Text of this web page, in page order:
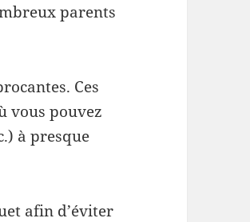
parents
Ces
vous pouvez
à presque
afin d’éviter